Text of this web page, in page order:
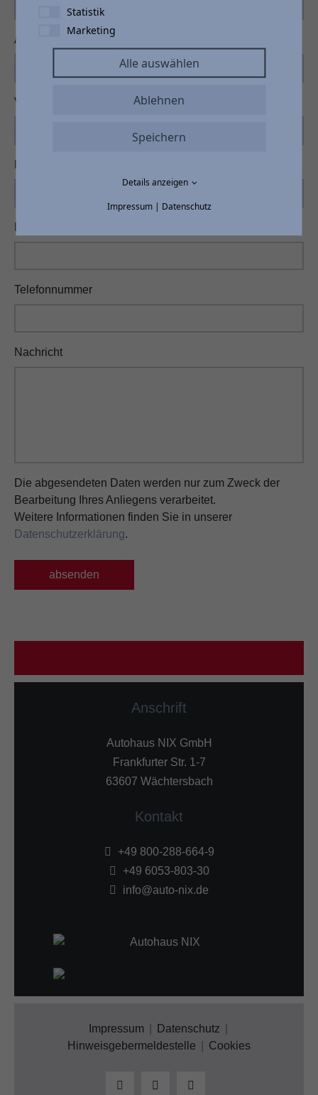
Anrede
Vorname
Telefonnummer
Nachricht
Die abgesendeten Daten werden nur zum Zweck der
Bearbeitung Ihres Anliegens verarbeitet.
Weitere Informationen finden Sie in unserer
Datenschutzerklärung.
absenden
Anschrift
Autohaus NIX GmbH
Frankfurter Str. 1-7
63607 Wächtersbach
Kontakt
+49 800-288-664-9
+49 6053-803-30
info@auto-nix.de
Impressum
Datenschutz
Hinweisgebermeldestelle
Cookies
Statistik
Marketing
Alle auswählen
Ablehnen
Speichern
Details anzeigen
Impressum| Datenschutz